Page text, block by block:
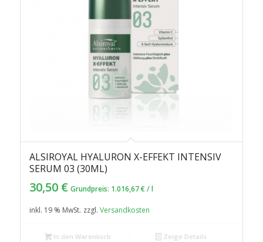
ALSIROYAL HYALURON X-EFFEKT INTENSIV
SERUM 03 (30ML)
30,50 € Grundpreis: 1.016,67€ /l
inkl. 19 % MwSt. zzgl. Versandkosten
In den Warenkorb Zeige Details